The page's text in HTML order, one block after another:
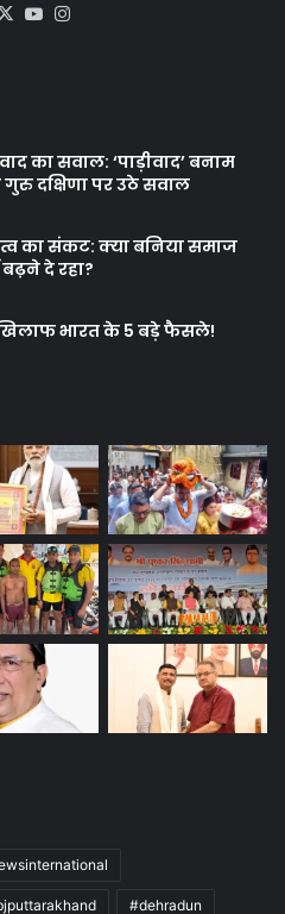
X YouTube
का सवाल: ‘पाड़ीवाद’ बनाम
दक्षिणा पर उठे सवाल
का संकट: क्या बनिया समाज
दे रहा?
भारत के 5 बड़े फैसले!
#dehradun